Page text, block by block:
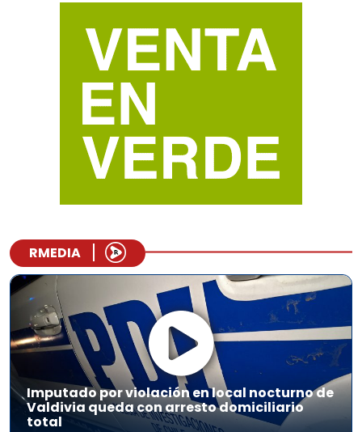
RMEDIA
Imputado por violación en local nocturno de
Valdivia queda con arresto domiciliario
total